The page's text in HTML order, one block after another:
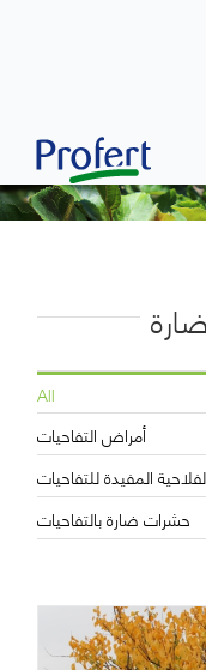
Français
التعلّم الإلكتروني
شكوى
منتجاتنا
المحاصيل
التعريف بالشركة
الرئيسية بروفارت
All
أمراض التفاحيات
المفيدة للتفاحيات
حشرات ضارة بالتفاحيات